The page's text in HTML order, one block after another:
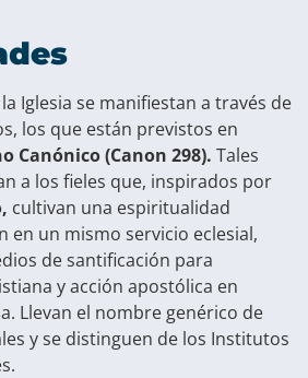
Iglesia se manifiestan a través de
los que están previstos en
Canónico (Canon 298). Tales
a los fieles que, inspirados por
cultivan una espiritualidad
en un mismo servicio eclesial,
de santificación para
y acción apostólica en
Llevan el nombre genérico de
y se distinguen de los Institutos